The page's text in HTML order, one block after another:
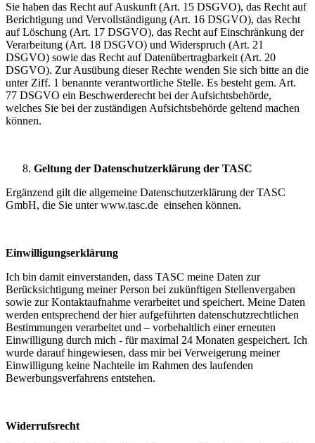
Sie haben das Recht auf Auskunft (Art. 15 DSGVO), das Recht auf
Berichtigung und Vervollständigung (Art. 16 DSGVO), das Recht
auf Löschung (Art. 17 DSGVO), das Recht auf Einschränkung der
Verarbeitung (Art. 18 DSGVO) und Widerspruch (Art. 21
DSGVO) sowie das Recht auf Datenübertragbarkeit (Art. 20
DSGVO). Zur Ausübung dieser Rechte wenden Sie sich bitte an die
unter Ziff. 1 benannte verantwortliche Stelle. Es besteht gem. Art.
77 DSGVO ein Beschwerderecht bei der Aufsichtsbehörde,
welches Sie bei der zuständigen Aufsichtsbehörde geltend machen
können.
Geltung der Datenschutzerklärung der TASC
Ergänzend gilt die allgemeine Datenschutzerklärung der TASC
GmbH, die Sie unter www.tasc.de einsehen können.
Einwilligungserklärung
Ich bin damit einverstanden, dass TASC meine Daten zur
Berücksichtigung meiner Person bei zukünftigen Stellenvergaben
sowie zur Kontaktaufnahme verarbeitet und speichert. Meine Daten
werden entsprechend der hier aufgeführten datenschutzrechtlichen
Bestimmungen verarbeitet und – vorbehaltlich einer erneuten
Einwilligung durch mich - für maximal 24 Monaten gespeichert. Ich
wurde darauf hingewiesen, dass mir bei Verweigerung meiner
Einwilligung keine Nachteile im Rahmen des laufenden
Bewerbungsverfahrens entstehen.
Widerrufsrecht